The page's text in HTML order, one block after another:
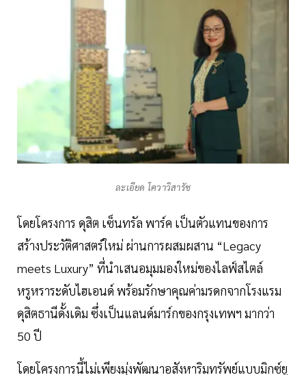
ละเอียด โควาวิสารัช
โดยโครงการ ดุสิต เซ็นทรัล พาร์ค เป็นตัวแทนของการ
สร้างประวัติศาสตร์ใหม่ ผ่านการผสมผสาน “Legacy
meets Luxury” ที่นำเสนอมุมมองใหม่ของไลฟ์สไตล์
หรูหราระดับไฮเอนด์ พร้อมรักษาคุณค่ามรดกจากโรงแรม
ดุสิตธานีดั้งเดิม ซึ่งเป็นแลนด์มาร์กของกรุงเทพฯ มากว่า
50 ปี
โดยโครงการนี้ไม่เพียงมุ่งพัฒนาอสังหาริมทรัพย์แบบมิกซ์ยู